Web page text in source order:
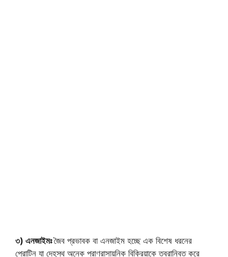
৩) এনজাইমঃজৈব প্রভাবক বা এনজাইম হচ্ছে এক বিশেষ ধরনের
প্রোটিন যা দেহস্থ অনেক প্রাণরাসায়নিক বিক্রিয়াকে ত্বরান্বিত করে